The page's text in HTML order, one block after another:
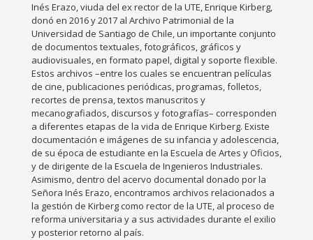
Inés Erazo, viuda del ex rector de la UTE, Enrique Kirberg,
donó en 2016 y 2017 al Archivo Patrimonial de la
Universidad de Santiago de Chile, un importante conjunto
de documentos textuales, fotográficos, gráficos y
audiovisuales, en formato papel, digital y soporte flexible.
Estos archivos –entre los cuales se encuentran películas
de cine, publicaciones periódicas, programas, folletos,
recortes de prensa, textos manuscritos y
mecanografiados, discursos y fotografías– corresponden
a diferentes etapas de la vida de Enrique Kirberg. Existe
documentación e imágenes de su infancia y adolescencia,
de su época de estudiante en la Escuela de Artes y Oficios,
y de dirigente de la Escuela de Ingenieros Industriales.
Asimismo, dentro del acervo documental donado por la
Señora Inés Erazo, encontramos archivos relacionados a
la gestión de Kirberg como rector de la UTE, al proceso de
reforma universitaria y a sus actividades durante el exilio
y posterior retorno al país.